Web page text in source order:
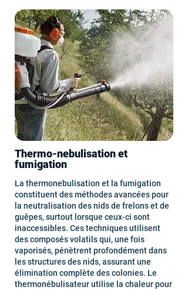
Thermo-nebulisation et
fumigation
La thermonebulisation et la fumigation
constituent des méthodes avancées pour
la neutralisation des nids de frelons et de
guêpes, surtout lorsque ceux-ci sont
inaccessibles. Ces techniques utilisent
des composés volatils qui, une fois
vaporisés, pénètrent profondément dans
les structures des nids, assurant une
élimination complète des colonies. Le
thermonébulisateur utilise la chaleur pour